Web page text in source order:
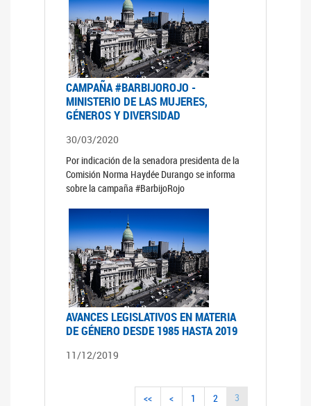
CAMPAÑA #BARBIJOROJO -
MINISTERIO DE LAS MUJERES,
GÉNEROS Y DIVERSIDAD
30/03/2020
Por indicación de la senadora presidenta de la
Comisión Norma Haydée Durango se informa
sobre la campaña #BarbijoRojo
AVANCES LEGISLATIVOS EN MATERIA
DE GÉNERO DESDE 1985 HASTA 2019
11/12/2019
<< < 1 2 3